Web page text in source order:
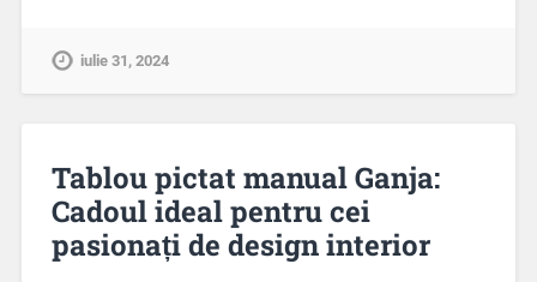
iulie 31, 2024
Tablou pictat manual Ganja:
Cadoul ideal pentru cei
pasionați de design interior